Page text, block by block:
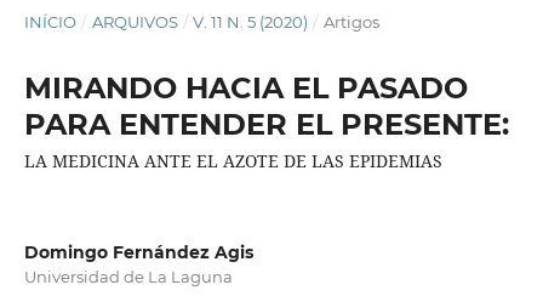
INÍCIO / ARQUIVOS / V. 11 N. 5 (2020) / Artigos
MIRANDO HACIA EL PASADO
PARA ENTENDER EL PRESENTE:
LA MEDICINA ANTE EL AZOTE DE LAS EPIDEMIAS
Domingo Fernández Agis
Universidad de La Laguna